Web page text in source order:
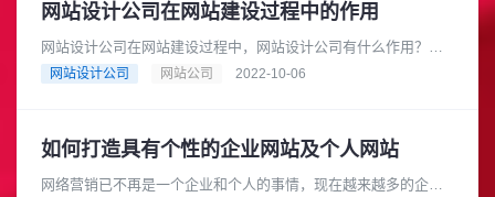
网站设计公司在网站建设过程中的作用
网站设计公司在网站建设过程中，网站设计公司有什么作用？网
站设计公司的作用就是为网站提供一个便捷的信息展示平台和优
网站设计公司 网站公司 2022-10-06
如何打造具有个性的企业网站及个人网站
网络营销已不再是一个企业和个人的事情，现在越来越多的企业